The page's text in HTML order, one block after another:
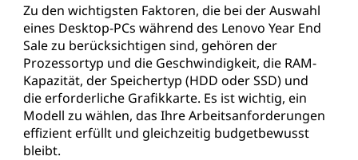
Zu den wichtigsten Faktoren, die bei der Auswahl
eines Desktop-PCs während des Lenovo Year End
Sale zu berücksichtigen sind, gehören der
Prozessortyp und die Geschwindigkeit, die RAM-
Kapazität, der Speichertyp (HDD oder SSD) und
die erforderliche Grafikkarte. Es ist wichtig, ein
Modell zu wählen, das Ihre Arbeitsanforderungen
effizient erfüllt und gleichzeitig budgetbewusst
bleibt.